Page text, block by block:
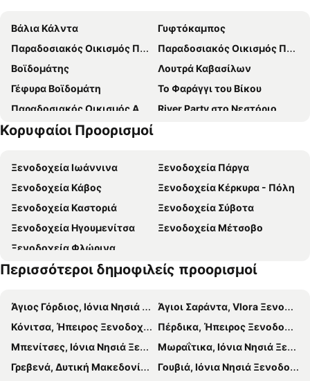
Kulm Resort
Armoloi Traditional - Guest House
Hotel Germenji
Victoria Guest house
Αμάραντος
Ξενώνας Σάλβια
Βάλια Κάλντα
Γυφτόκαμπος
Παραδοσιακός Οικισμός Πάπιγκο
Παραδοσιακός Οικισμός Πενταλόφου
Βοϊδομάτης
Λουτρά Καβασίλων
Γέφυρα Βοϊδομάτη
Το Φαράγγι του Βίκου
Παραδοσιακός Οικισμός Αρίστης
River Party στο Νεστόριο
Γεφύρι Δοτσικού
Παραδοσιακός Οικισμός Βίτσας
Παραδοσιακός Οικισμός Διλόφου
Παραδοσιακός Οικισμός Δικόρφου
Rezervati natyror Gërmenj-Shelegur
Παραδοσιακός Οικισμός Κάτω Πεδινών
Παραδοσιακός Οικισμός Άνω Πεδινών
Παραδοσιακός Οικισμός Κουκουλίου
Πέτρινο Δάσος
Κορυφαίοι Προορισμοί
Ξενοδοχεία Ιωάννινα
Ξενοδοχεία Πάργα
Ξενοδοχεία Κάβος
Ξενοδοχεία Κέρκυρα - Πόλη
Ξενοδοχεία Καστοριά
Ξενοδοχεία Σύβοτα
Ξενοδοχεία Ηγουμενίτσα
Ξενοδοχεία Μέτσοβο
Ξενοδοχεία Φλώρινα
Περισσότεροι δημοφιλείς προορισμοί
Άγιος Γόρδιος, Ιόνια Νησιά Ξενοδοχεία
Άγιοι Σαράντα, Vlora Ξενοδοχεία
Κόνιτσα, Ήπειρος Ξενοδοχεία
Πέρδικα, Ήπειρος Ξενοδοχεία
Μπενίτσες, Ιόνια Νησιά Ξενοδοχεία
Μωραΐτικα, Ιόνια Νησιά Ξενοδοχεία
Γρεβενά, Δυτική Μακεδονία Ξενοδοχεία
Γουβιά, Ιόνια Νησιά Ξενοδοχεία